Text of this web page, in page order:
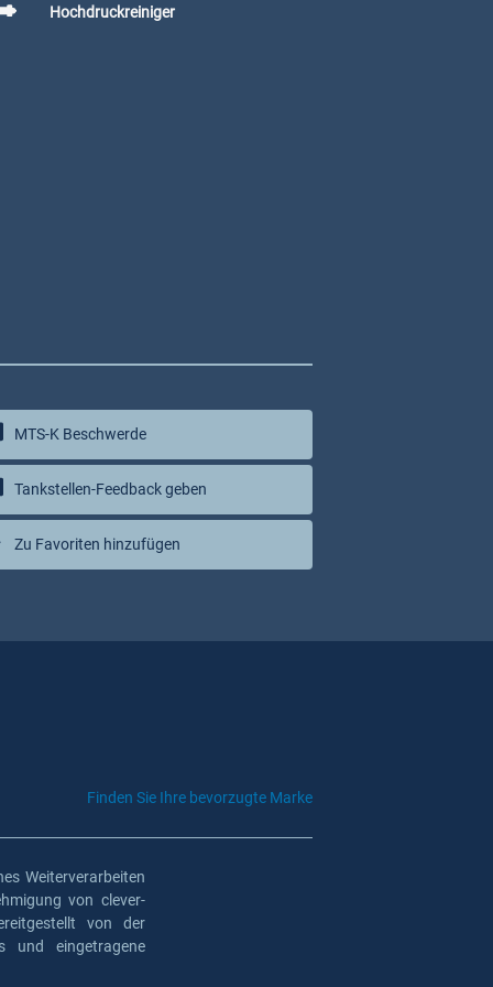
Hochdruckreiniger
MTS-K Beschwerde
Tankstellen-Feedback geben
Zu Favoriten hinzufügen
Finden Sie Ihre bevorzugte Marke
Weiterverarbeiten
von clever-
von der
und eingetragene